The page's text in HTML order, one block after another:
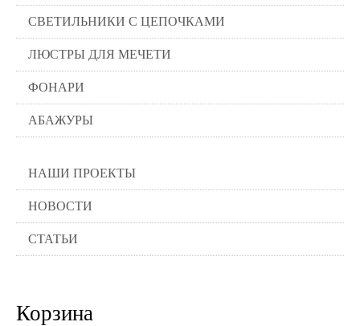
СВЕТИЛЬНИКИ С ЦЕПОЧКАМИ
ЛЮСТРЫ ДЛЯ МЕЧЕТИ
ФОНАРИ
АБАЖУРЫ
НАШИ ПРОЕКТЫ
НОВОСТИ
СТАТЬИ
Корзина